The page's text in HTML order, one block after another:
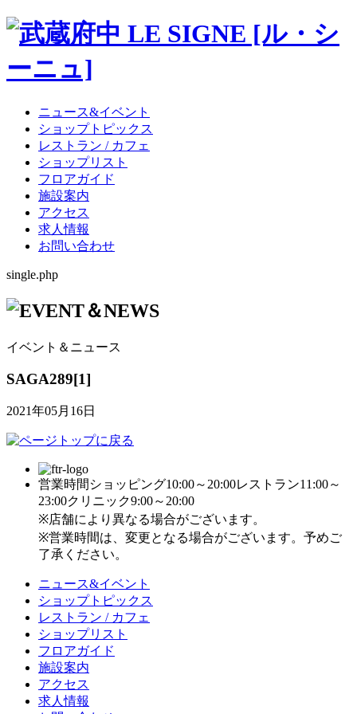
ニュース&イベント
ショップトピックス
レストラン / カフェ
ショップリスト
フロアガイド
施設案内
アクセス
求人情報
お問い合わせ
single.php
イベント＆ニュース
SAGA289[1]
2021年05月16日
営業時間 ショッピング10:00～20:00レストラン11:00～
23:00クリニック9:00～20:00
※店舗により異なる場合がございます。
※営業時間は、変更となる場合がございます。予めご
了承ください。
ニュース&イベント
ショップトピックス
レストラン / カフェ
ショップリスト
フロアガイド
施設案内
アクセス
求人情報